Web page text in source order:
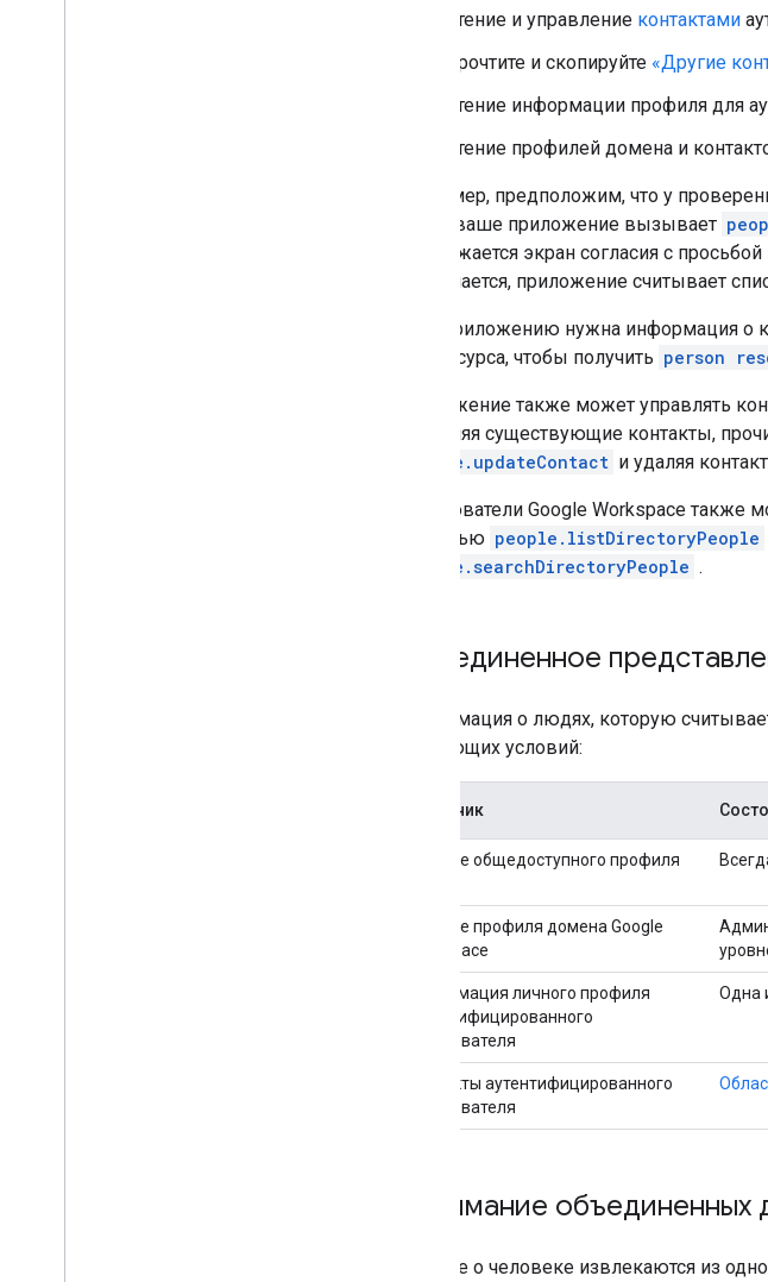
Чтение и управление контактами
Прочтите и скопируйте «Другие
Чтение информации профиля для
Чтение профилей домена и
Например, предположим, что у
Когда ваше приложение вызывает
отображается экран согласия с
соглашается, приложение считывает
Если приложению нужна информация о
имя ресурса, чтобы получить person
Приложение также может управлять
обновляя существующие контакты,
people.updateContact и удаляя
Пользователи Google Workspace также
помощью people.listDirectoryPeople
people.searchDirectoryPeople .
Объединенное
Информация о людях, которую
следующих условий:
Источник
Данные общедоступного профиля
Данные профиля домена Google
Workspace
Информация личного профиля
аутентифицированного
пользователя
Одна
Контакты аутентифицированного
пользователя
Понимание объединенных
Данные о человеке извлекаются из